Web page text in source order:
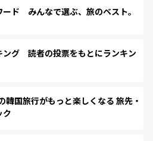
ド みんなで選ぶ、旅のベスト。
ング 読者の投票をもとにランキン
国旅行がもっと楽しくなる 旅先・
ク